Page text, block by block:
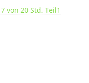
von 20 Std. Teil1